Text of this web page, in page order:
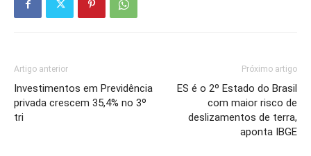
Artigo anterior
Investimentos em Previdência
privada crescem 35,4% no 3º
tri
Próximo artigo
ES é o 2º Estado do Brasil
com maior risco de
deslizamentos de terra,
aponta IBGE